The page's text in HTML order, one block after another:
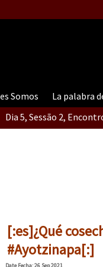
Somos La palabra
Dia 5, Sessão 2,
[:es]¿Qué
#Ayotzinapa[:]